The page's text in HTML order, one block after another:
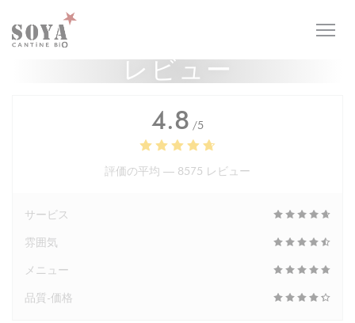
クッキー利用の管理について
レビュー
4.8 /5
評価の平均 — 8575 レビュー
サービス
雰囲気
メニュー
品質-価格